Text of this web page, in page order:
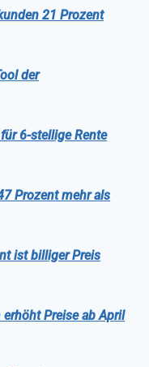
21 Prozent
der
6-stellige Rente
Prozent mehr als
ist billiger Preis
erhöht Preise ab April